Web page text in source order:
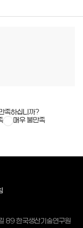
족하십니까?
매우 불만족
89 한국생산기술연구원